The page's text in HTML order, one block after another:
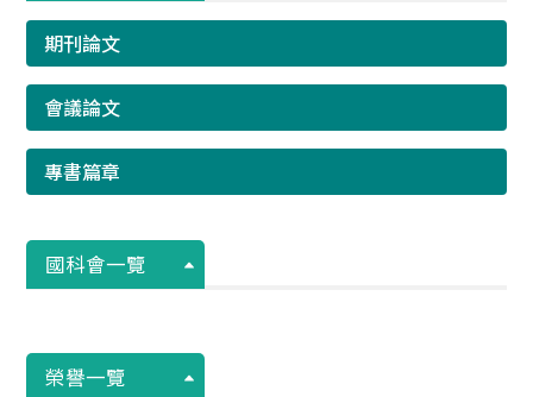
期刊論文
會議論文
專書篇章
國科會一覽
榮譽一覽